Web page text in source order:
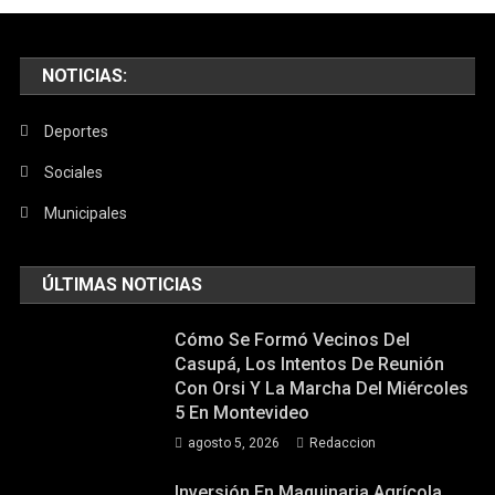
La
NOTICIAS:
Deportes
Sociales
Municipales
ÚLTIMAS NOTICIAS
Cómo Se Formó Vecinos Del
Casupá, Los Intentos De Reunión
Con Orsi Y La Marcha Del Miércoles
5 En Montevideo
agosto 5, 2026 Redaccion